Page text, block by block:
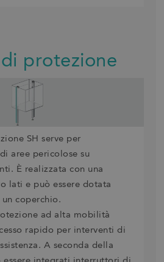
protezione
SH serve per
aree pericolose su
È realizzata con una
lati e può essere dotata
coperchio.
ad alta mobilità
rapido per interventi di
A seconda della